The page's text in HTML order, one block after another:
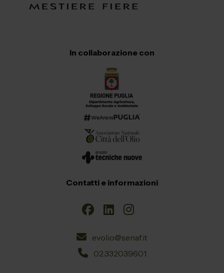
In collaborazione con
Contatti e informazioni
evolio@senaf.it
02.332039601